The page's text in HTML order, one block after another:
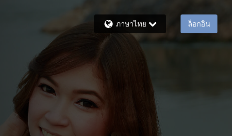
ภาษาไทย ล็อกอิน